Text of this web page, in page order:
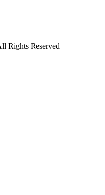
Rights Reserved